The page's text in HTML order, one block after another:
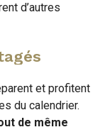
d’autres
et profitent
du calendrier.
de même